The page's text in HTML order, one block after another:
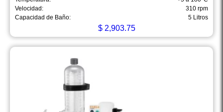
Velocidad:
310 rpm
Capacidad de Baño:
5 Litros
$2,903.75